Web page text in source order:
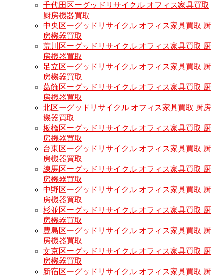
千代田区ーグッドリサイクル オフィス家具買取
厨房機器買取
中央区ーグッドリサイクル オフィス家具買取 厨
房機器買取
荒川区ーグッドリサイクル オフィス家具買取 厨
房機器買取
足立区ーグッドリサイクル オフィス家具買取 厨
房機器買取
葛飾区ーグッドリサイクル オフィス家具買取 厨
房機器買取
北区ーグッドリサイクル オフィス家具買取 厨房
機器買取
板橋区ーグッドリサイクル オフィス家具買取 厨
房機器買取
台東区ーグッドリサイクル オフィス家具買取 厨
房機器買取
練馬区ーグッドリサイクル オフィス家具買取 厨
房機器買取
中野区ーグッドリサイクル オフィス家具買取 厨
房機器買取
杉並区ーグッドリサイクル オフィス家具買取 厨
房機器買取
豊島区ーグッドリサイクル オフィス家具買取 厨
房機器買取
文京区ーグッドリサイクル オフィス家具買取 厨
房機器買取
新宿区ーグッドリサイクル オフィス家具買取 厨